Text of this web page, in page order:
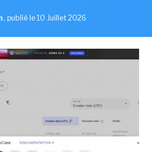
, publié le 10 Juillet 2026